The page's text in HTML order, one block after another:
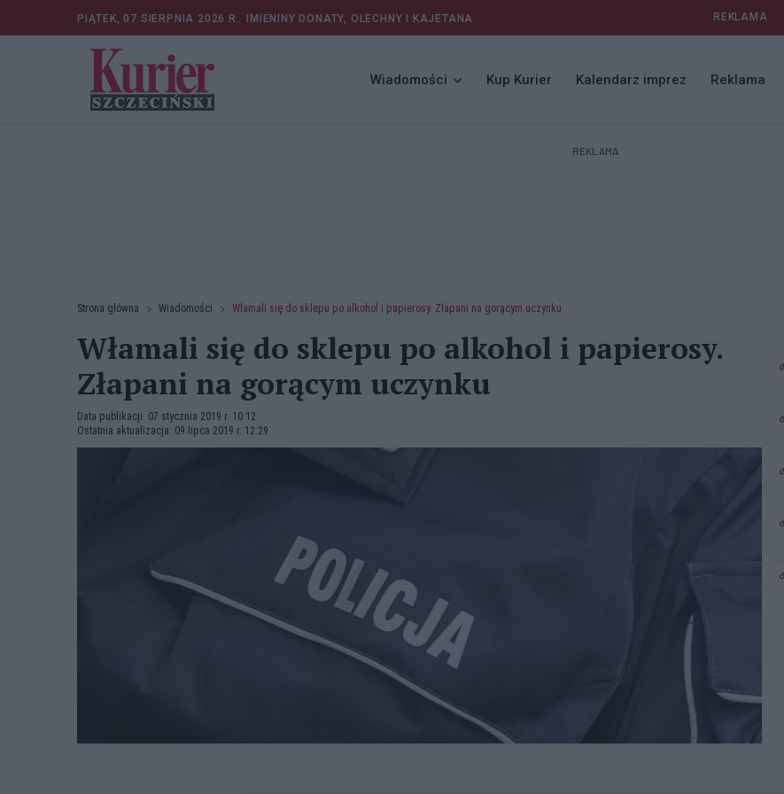
PIĄTEK, 07 SIERPNIA 2026 R. IMIENINY DONATY, OLECHNY I KAJETANA REKLAMA
Wiadomości Kup Kurier Kalendarz imprez Reklama
REKLAMA
Strona główna Wiadomości Włamali się do sklepu po alkohol i papierosy. Złapani na gorącym uczynku
Włamali się do sklepu po alkohol i papierosy.
Złapani na gorącym uczynku
Data publikacji: 07 stycznia 2019 r. 10:12
Ostatnia aktualizacja: 09 lipca 2019 r. 12:29